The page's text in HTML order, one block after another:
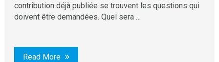
contribution déjà publiée se trouvent les questions qui
doivent être demandées. Quel sera …
Read More